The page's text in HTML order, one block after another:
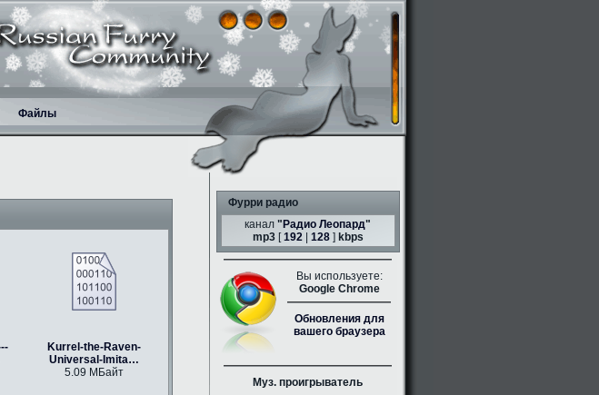
Файлы
Kurrel-the-Raven-
Universal-Imita…
5.09 МБайт
Фурри радио
канал " Радио Леопард"
mp3[192| 128] kbps
Вы используете:
Google Chrome
Обновления для
вашего браузера
Муз. проигрыватель